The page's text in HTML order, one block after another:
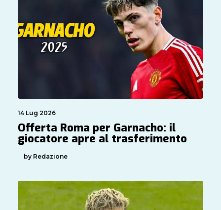
14 Lug 2026
Offerta Roma per Garnacho: il
giocatore apre al trasferimento
by Redazione